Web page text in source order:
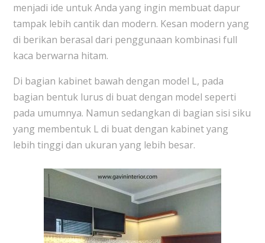
menjadi ide untuk Anda yang ingin membuat dapur
tampak lebih cantik dan modern. Kesan modern yang
di berikan berasal dari penggunaan kombinasi full
kaca berwarna hitam.
Di bagian kabinet bawah dengan model L, pada
bagian bentuk lurus di buat dengan model seperti
pada umumnya. Namun sedangkan di bagian sisi siku
yang membentuk L di buat dengan kabinet yang
lebih tinggi dan ukuran yang lebih besar.